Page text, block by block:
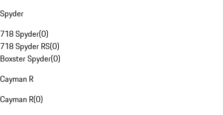
Spyder
718 Spyder(0)
718 Spyder RS(0)
Boxster Spyder(0)
Cayman R
Cayman R(0)